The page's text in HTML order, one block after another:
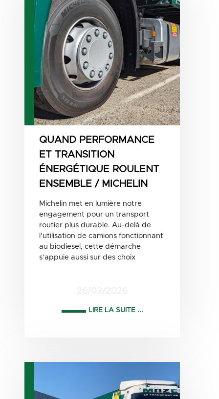
QUAND PERFORMANCE
ET TRANSITION
ÉNERGÉTIQUE ROULENT
ENSEMBLE / MICHELIN
Michelin met en lumière notre
engagement pour un transport
routier plus durable. Au-delà de
l’utilisation de camions fonctionnant
au biodiesel, cette démarche
s’appuie aussi sur des choix
26/03/2026
LIRE LA SUITE ...